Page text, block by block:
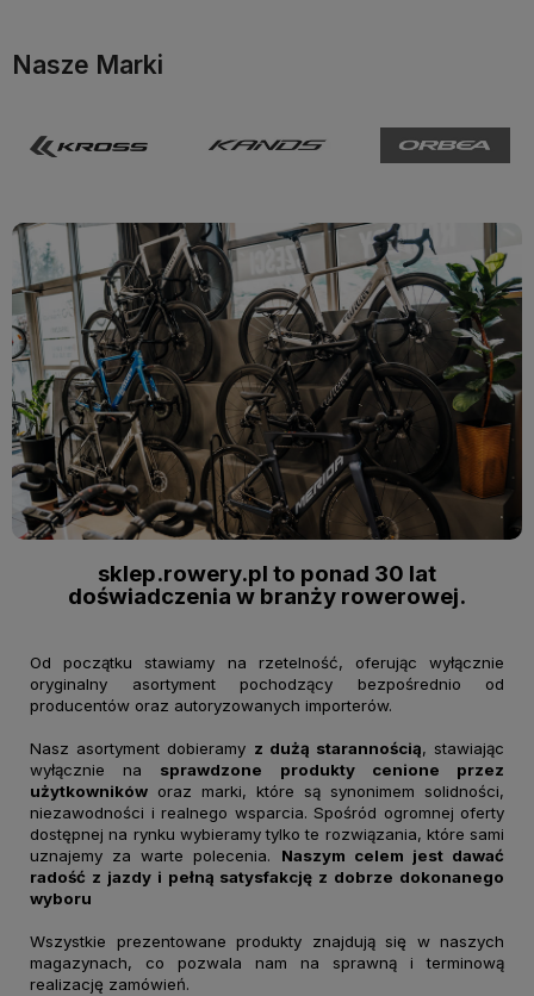
Nasze Marki
sklep.rowery.pl to ponad 30 lat
doświadczenia w branży rowerowej.
Od początku stawiamy na rzetelność, oferując wyłącznie
oryginalny asortyment pochodzący bezpośrednio od
producentów oraz autoryzowanych importerów.
Nasz asortyment dobieramy z dużą starannością, stawiając
wyłącznie na sprawdzone produkty cenione przez
użytkowników oraz marki, które są synonimem solidności,
niezawodności i realnego wsparcia. Spośród ogromnej oferty
dostępnej na rynku wybieramy tylko te rozwiązania, które sami
uznajemy za warte polecenia. Naszym celem jest dawać
radość z jazdy i pełną satysfakcję z dobrze dokonanego
wyboru
Wszystkie prezentowane produkty znajdują się w naszych
magazynach, co pozwala nam na sprawną i terminową
realizację zamówień.